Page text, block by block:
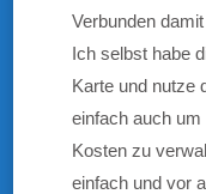
Verbunden
Ich selbst habe
Karte und nutze
einfach auch
Kosten zu
einfach und vor